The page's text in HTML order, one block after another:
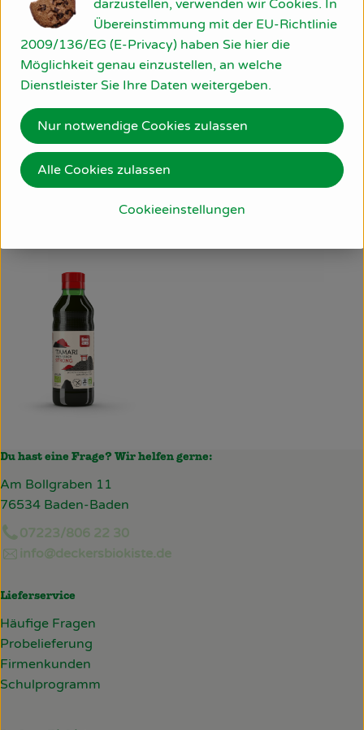
Produktdatenblatt
Hersteller: LIM
Belgien
Du hast eine Frage? Wir helfen gerne:
Am Bollgraben 11
76534 Baden-Baden
07223/806 22 30
info@deckersbiokiste.de
Lieferservice
Häufige Fragen
Probelieferung
Firmenkunden
Schulprogramm
darzustellen, verwenden wir Cookies. In
Übereinstimmung mit der EU-Richtlinie
2009/136/EG (E-Privacy) haben Sie hier die
Möglichkeit genau einzustellen, an welche
Dienstleister Sie Ihre Daten weitergeben.
Cookieeinstellungen
Nur notwendige Cookies zulassen
Alle Cookies zulassen